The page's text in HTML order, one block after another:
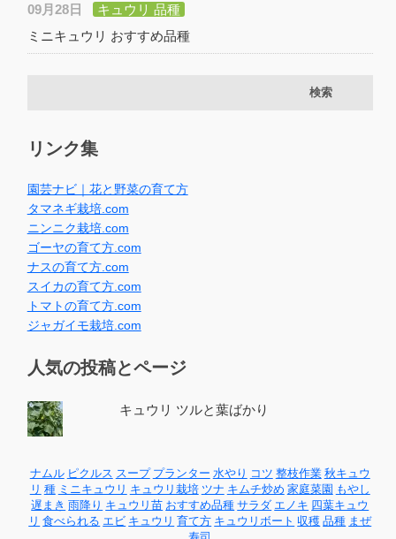
09月28日
キュウリ 品種
ミニキュウリ おすすめ品種
リンク集
園芸ナビ｜花と野菜の育て方
タマネギ栽培.com
ニンニク栽培.com
ゴーヤの育て方.com
ナスの育て方.com
スイカの育て方.com
トマトの育て方.com
ジャガイモ栽培.com
人気の投稿とページ
キュウリ ツルと葉ばかり
ナムル ピクルス スープ プランター 水やり コツ 整枝作業 秋キュウ
リ 種 ミニキュウリ キュウリ栽培 ツナ キムチ炒め 家庭菜園 もやし
遅まき 雨降り キュウリ苗 おすすめ品種 サラダ エノキ 四葉キュウ
リ 食べられる エビ キュウリ 育て方 キュウリボート 収穫 品種 まぜ